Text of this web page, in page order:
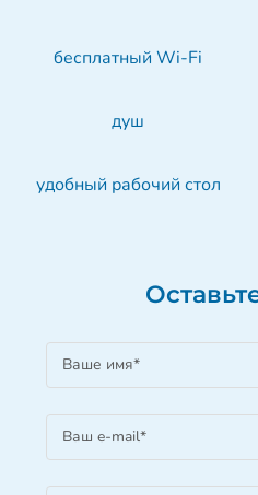
бесплатный Wi-Fi
душ
удобный рабочий стол